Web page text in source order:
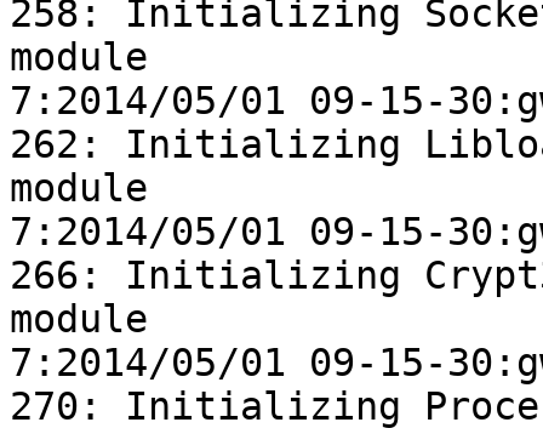
258: Initializing
module
7:2014/05/01 09-15-
262: Initializing
module
7:2014/05/01 09-15-
266: Initializing
module
7:2014/05/01 09-15-
270: Initializing